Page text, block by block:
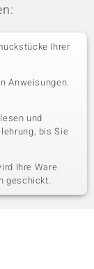
Ihrer
Anweisungen.
und
bis Sie
Ihre Ware
geschickt.